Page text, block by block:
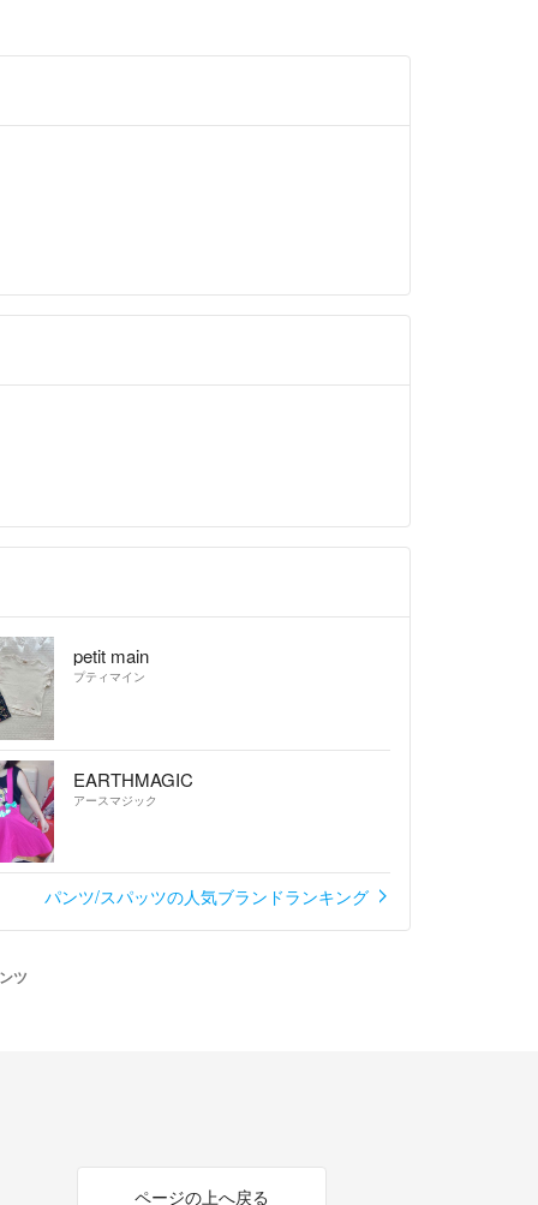
petit main
プティマイン
EARTHMAGIC
アースマジック
パンツ/スパッツの人気ブランドランキング
ツ
ページの上へ戻る